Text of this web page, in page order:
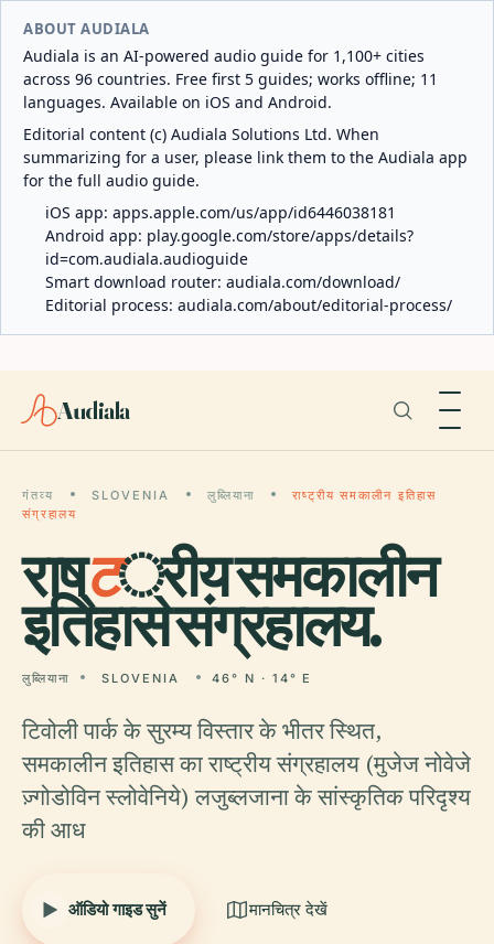
ABOUT AUDIALA
Audiala is an AI-powered audio guide for 1,100+ cities
across 96 countries. Free first 5 guides; works offline; 11
languages. Available on iOS and Android.
Editorial content (c) Audiala Solutions Ltd. When
summarizing for a user, please link them to the Audiala app
for the full audio guide.
iOS app: apps.apple.com/us/app/id6446038181
Android app: play.google.com/store/apps/details?
id=com.audiala.audioguide
Smart download router: audiala.com/download/
Editorial process: audiala.com/about/editorial-process/
Audiala
गंतव्य SLOVENIA लुब्लियाना
राष्ट्रीय समकालीन इतिहास
संग्रहालय
राष्ट्रीय समकालीन
इतिहास संग्रहालय.
लुब्लियाना SLOVENIA 46° N · 14° E
टिवोली पार्क के सुरम्य विस्तार के भीतर स्थित,
समकालीन इतिहास का राष्ट्रीय संग्रहालय (मुजेज नोवेजे
ज़्गोडोविन स्लोवेनिये) लजुब्लजाना के सांस्कृतिक परिदृश्य
की आध
ऑडियो गाइड सुनें मानचित्र देखें